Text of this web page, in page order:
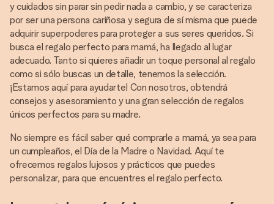
y cuidados sin parar sin pedir nada a cambio, y se caracteriza
por ser una persona cariñosa y segura de sí misma que puede
adquirir superpoderes para proteger a sus seres queridos. Si
busca el regalo perfecto para mamá, ha llegado al lugar
adecuado. Tanto si quieres añadir un toque personal al regalo
como si sólo buscas un detalle, tenemos la selección.
¡Estamos aquí para ayudarte! Con nosotros, obtendrá
consejos y asesoramiento y una gran selección de regalos
únicos perfectos para su madre.
No siempre es fácil saber qué comprarle a mamá, ya sea para
un cumpleaños, el Día de la Madre o Navidad. Aquí te
ofrecemos regalos lujosos y prácticos que puedes
personalizar, para que encuentres el regalo perfecto.